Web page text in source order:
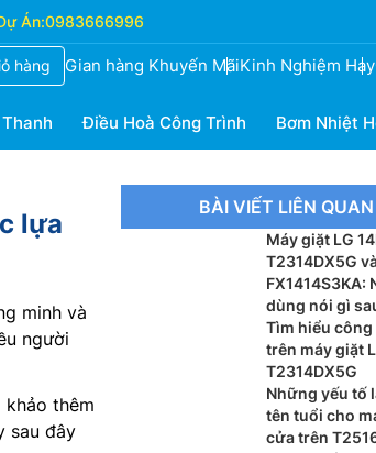
Án:0983666996
hàng Gian hàng Khuyến MãiKinh Nghiệm Hay
Điều Hoà Công Trình Bơm Nhiệt
lựa
minh và
người
thêm
sau đây
BÀI VIẾT LIÊN QUAN
Máy giặt LG
T2314DX5G
FX1414S3KA:
dùng nói gì
nghiệm? Nên
model nào?
Tìm hiểu
trên máy giặt
T2314DX5G
Những yếu tố
tên tuổi cho
cửa trên